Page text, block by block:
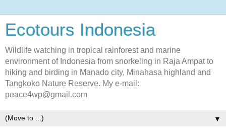
Ecotours Indonesia
Wildlife watching in tropical rainforest and marine
environment of Indonesia from snorkeling in Raja Ampat to
hiking and birding in Manado city, Minahasa highland and
Tangkoko Nature Reserve. My e-mail:
peace4wp@gmail.com
▼